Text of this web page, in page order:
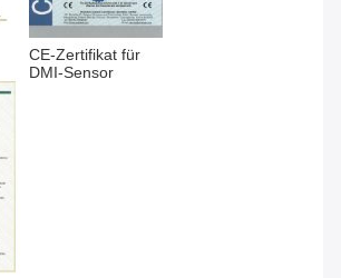
CE-Zertifikat für
DMI-Sensor